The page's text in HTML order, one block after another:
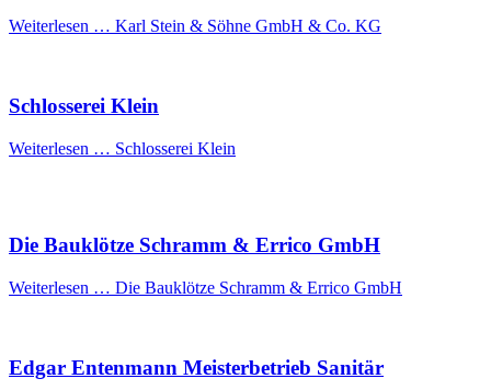
Weiterlesen … Karl Stein & Söhne GmbH & Co. KG
Schlosserei Klein
Weiterlesen … Schlosserei Klein
Die Bauklötze Schramm & Errico GmbH
Weiterlesen … Die Bauklötze Schramm & Errico GmbH
Edgar Entenmann Meisterbetrieb Sanitär